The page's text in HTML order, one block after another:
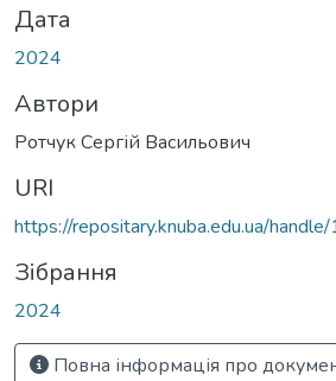
Дата
2024
Автори
Ротчук Сергій Васильович
URI
https://repositary.knuba.edu.ua/
Зібрання
2024
Повна інформація про